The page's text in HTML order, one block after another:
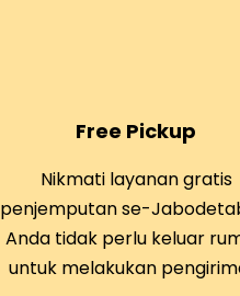
Free Pickup
Nikmati layanan gratis
penjemputan se-
Anda tidak perlu keluar
untuk melakukan